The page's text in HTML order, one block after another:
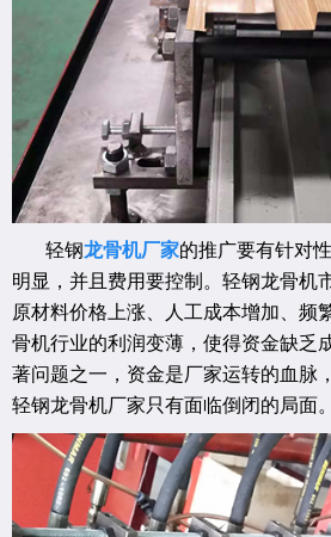
轻钢龙骨机厂家的推广要有针对
明显，并且费用要控制。轻钢龙骨机
原材料价格上涨、人工成本增加、频
骨机行业的利润变薄，使得资金缺乏
著问题之一，资金是厂家运转的血脉
轻钢龙骨机厂家只有面临倒闭的局面。